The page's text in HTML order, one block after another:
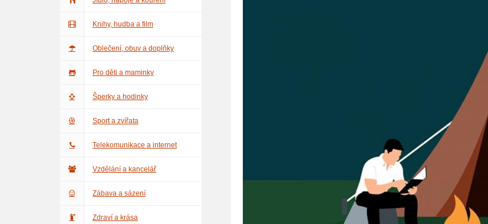
Knihy, hudba a film
Oblečení, obuv a doplňky
Pro děti a maminky
Šperky a hodinky
Sport a zvířata
Telekomunikace a internet
Vzdělání a kancelář
Zábava a sázení
Zdraví a krása